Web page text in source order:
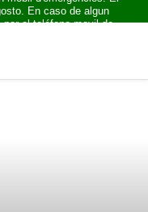
En caso de algun
el teléfono movil de